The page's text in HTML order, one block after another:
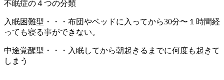
不眠症の４つの分類
入眠困難型・・・布団やベッドに入ってから30分〜１時間経
っても寝る事ができない。
中途覚醒型・・・入眠してから朝起きるまでに何度も起きて
しまう